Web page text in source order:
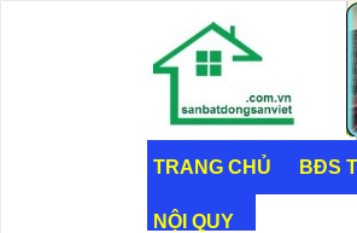
TRANG CHỦ BĐS
NỘI QUY